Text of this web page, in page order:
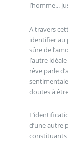
l’homme...
A travers
identifier au
sûre de
l’autre
rêve parle
doutes à
d’une autre
constituants